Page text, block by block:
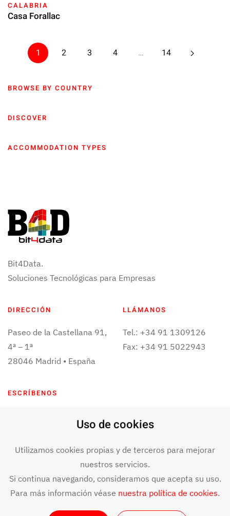
CALABRIA
Casa Forallac
1 2 3 4 … 14
BROWSE BY COUNTRY
DISCOVER
ACCOMMODATION TYPES
Bit4Data.
Soluciones Tecnológicas para Empresas
DIRECCIÓN
Paseo de la Castellana 91,
4ª – 1ª
28046 Madrid • España
LLÁMANOS
Tel.: +34 91 1309126
Fax: +34 91 5022943
ESCRÍBENOS
BIT4DATA. Todos los derechos reservados. Aviso legal y
términos de uso.
Declaración de accesibilidad
Uso de cookies
Utilizamos cookies propias y de terceros para mejorar
nuestros servicios.
Si continua navegando, consideramos que acepta su uso.
Para más información véase nuestra política de cookies.